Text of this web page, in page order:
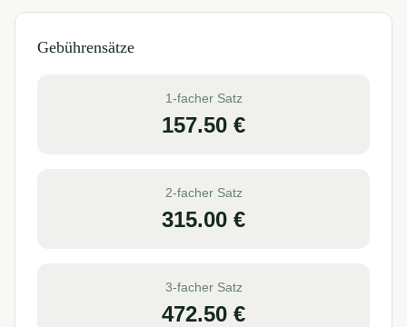
Gebührensätze
1-facher Satz
157.50 €
2-facher Satz
315.00 €
3-facher Satz
472.50 €